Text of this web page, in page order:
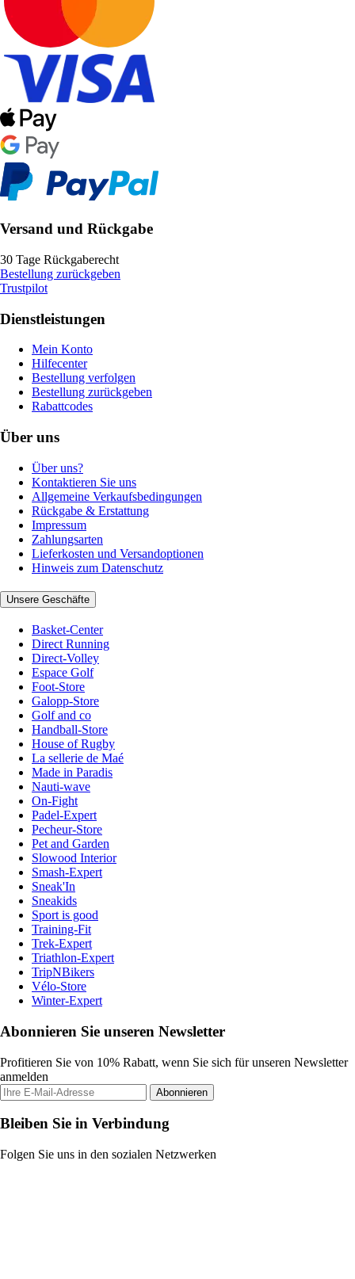
Versand und Rückgabe
30 Tage Rückgaberecht
Bestellung zurückgeben
Trustpilot
Dienstleistungen
Mein Konto
Hilfecenter
Bestellung verfolgen
Bestellung zurückgeben
Rabattcodes
Über uns
Über uns?
Kontaktieren Sie uns
Allgemeine Verkaufsbedingungen
Rückgabe & Erstattung
Impressum
Zahlungsarten
Lieferkosten und Versandoptionen
Hinweis zum Datenschutz
Unsere Geschäfte
Basket-Center
Direct Running
Direct-Volley
Espace Golf
Foot-Store
Galopp-Store
Golf and co
Handball-Store
House of Rugby
La sellerie de Maé
Made in Paradis
Nauti-wave
On-Fight
Padel-Expert
Pecheur-Store
Pet and Garden
Slowood Interior
Smash-Expert
Sneak'In
Sneakids
Sport is good
Training-Fit
Trek-Expert
Triathlon-Expert
TripNBikers
Vélo-Store
Winter-Expert
Abonnieren Sie unseren Newsletter
Profitieren Sie von 10% Rabatt, wenn Sie sich für unseren Newsletter
anmelden
Abonnieren
Bleiben Sie in Verbindung
Folgen Sie uns in den sozialen Netzwerken